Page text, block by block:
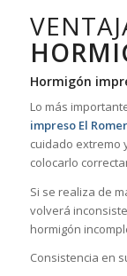
Hormigón
Lo más
impreso El
cuidado extremo
colocarlo
Si se realiza de
volverá
hormigón
Consistencia en